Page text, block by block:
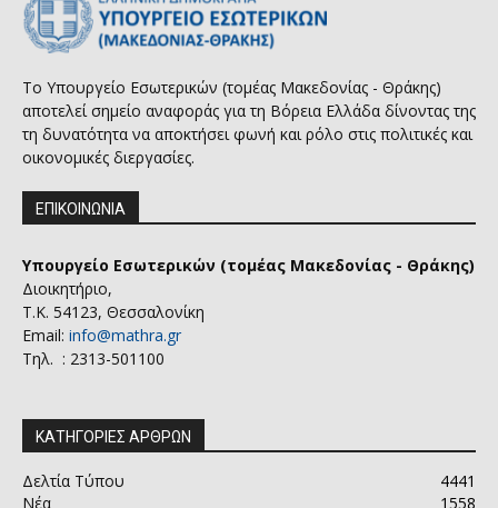
Το Υπουργείο Εσωτερικών (τομέας Μακεδονίας - Θράκης)
αποτελεί σημείο αναφοράς για τη Βόρεια Ελλάδα δίνοντας της
τη δυνατότητα να αποκτήσει φωνή και ρόλο στις πολιτικές και
οικονομικές διεργασίες.
ΕΠΙΚΟΙΝΩΝΙΑ
Υπουργείο Εσωτερικών (τομέας Μακεδονίας - Θράκης)
Διοικητήριο,
Τ.Κ. 54123, Θεσσαλονίκη
Email: info@mathra.gr
Τηλ. : 2313-501100
ΚΑΤΗΓΟΡΙΕΣ ΑΡΘΡΩΝ
Δελτία Τύπου
4441
Νέα
1558